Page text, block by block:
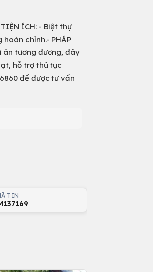
ÍCH: - Biệt thự
chỉnh.- PHÁP
án tương đương, đây
hỗ trợ thủ tục
để được tư vấn
TIN